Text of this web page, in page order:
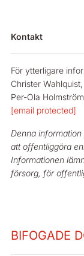
Kontakt
För ytterligare
Christer
Per-Ola
[email protected]
Denna
att offentliggöra
Informationen
försorg, för
BIFOGADE